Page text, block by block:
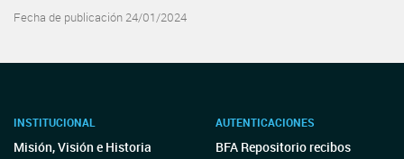
Fecha de publicación 24/01/2024
INSTITUCIONAL
Misión, Visión e Historia
AUTENTICACIONES
BFA Repositorio recibos